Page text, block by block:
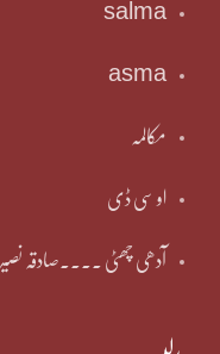
salma
asma
مکالمہ
او سی ڈی
آدھی چھٹی ۔۔۔۔صادقہ